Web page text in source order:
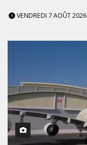
VENDREDI 7 AOÛT 2026